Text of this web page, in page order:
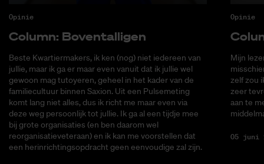
Opinie
Co­lumn: Bo­ven­tal­li­gen
Beste Kwartiermakers, ik ken (nog) niet iedereen van
jullie, maar ik ga er maar even vanuit dat ik jullie wel
gewoon mag tutoyeren, geheel in het kader van de
familiecultuur binnen Saxion. Uit een Pulsemeting
komt lang niet alles, dus ik richt me maar even via
deze weg persoonlijk tot jullie. Ik ga al een tijdje mee
bij grote organisaties (en ben daarom wel
reorganisatieveteraan) en ik kan me voorstellen dat
een herinrichtingsopdracht geen eenvoudige zal zijn.
Opinie
Mijn
zelf zou
zeer
aan te
05 juni